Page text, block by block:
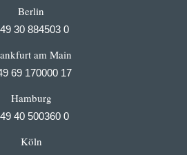
Berlin
30 884503 0
am Main
69 170000 17
Hamburg
40 500360 0
Köln